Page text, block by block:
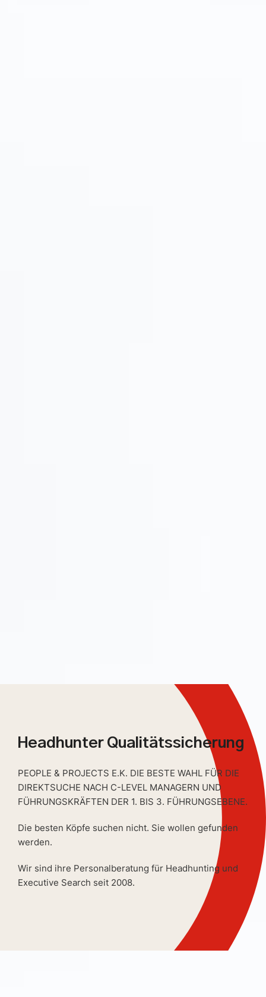
Headhunter Qualitätssicherung
PEOPLE & PROJECTS E.K. DIE BESTE WAHL FÜR DIE
DIREKTSUCHE NACH C-LEVEL MANAGERN UND
FÜHRUNGSKRÄFTEN DER 1. BIS 3. FÜHRUNGSEBENE.
Die besten Köpfe suchen nicht. Sie wollen gefunden
werden.
Wir sind ihre Personalberatung für Headhunting und
Executive Search seit 2008.